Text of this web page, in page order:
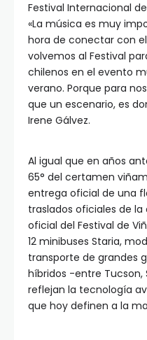
Festival Internacional
«La música es muy
hora de conectar con
volvemos al Festival
chilenos en el evento
verano. Porque para
que un escenario, es
Irene Gálvez.
Al igual que en años
65° del certamen
entrega oficial de una
traslados oficiales de la
oficial del Festival de
12 minibuses Staria,
transporte de grandes
híbridos -entre Tucson,
reflejan la tecnología
que hoy definen a la